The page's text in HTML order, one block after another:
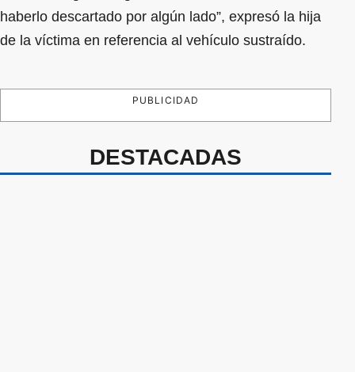
haberlo descartado por algún lado”, expresó la hija
de la víctima en referencia al vehículo sustraído.
PUBLICIDAD
DESTACADAS